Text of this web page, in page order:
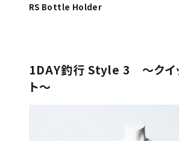
RS Bottle Holder
1DAY釣行 Style 3 〜クイ
ト〜